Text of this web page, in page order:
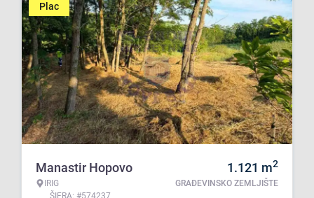
Plac
Manastir Hopovo
IRIG
ŠIFRA: #574237
1.121 m2
GRAĐEVINSKO ZEMLJIŠTE